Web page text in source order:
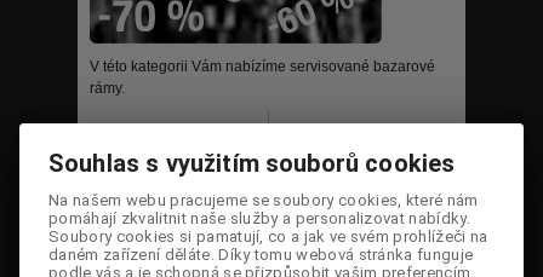
V této kategorii Vám nabízíme servisované bazarové
rámy.
Řadit dle:
Výrobci:
Specifikace:
Skladem Sleva ( 0) Porovnat
Souhlas s využitím souborů cookies
Na našem webu pracujeme se soubory cookies, které nám
pomáhají zkvalitnit naše služby a personalizovat nabídky.
Soubory cookies si pamatují, co a jak ve svém prohlížeči na
daném zařízení děláte. Díky tomu webová stránka funguje
podle vás a je schopná se přizpůsobit vašim preferencím.
Souhlas s využitím souborů cookies
Na našem webu pracujeme se soubory cookies, které nám
pomáhají zkvalitnit naše služby a personalizovat nabídky.
Soubory cookies si pamatují, co a jak ve svém prohlížeči na
daném zařízení děláte. Díky tomu webová stránka funguje
podle vás a je schopná se přizpůsobit vašim preferencím.